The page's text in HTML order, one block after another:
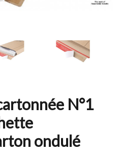
N°1
ondulé